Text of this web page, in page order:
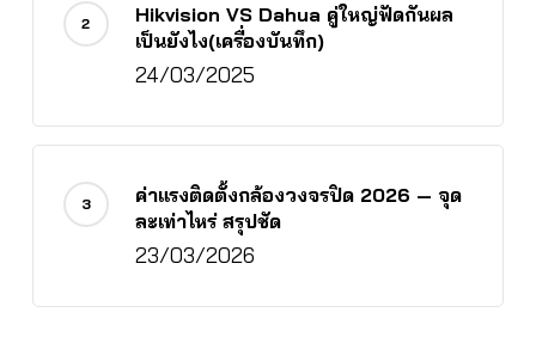
Hikvision VS Dahua คู่ใหญ่ฟัดกันผล
เป็นยังไง(เครื่องบันทึก)
24/03/2025
ค่าแรงติดตั้งกล้องวงจรปิด 2026 — จุด
ละเท่าไหร่ สรุปชัด
23/03/2026